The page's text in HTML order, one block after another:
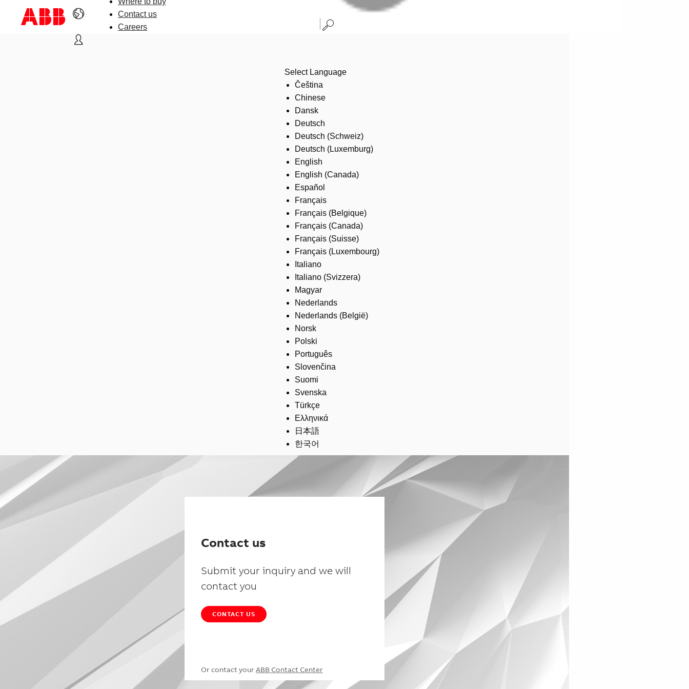
Contact us
Careers
Select Language
Čeština
Chinese
Dansk
Deutsch
Deutsch (Schweiz)
Deutsch (Luxemburg)
English
English (Canada)
Español
Français
Français (Belgique)
Français (Canada)
Français (Suisse)
Français (Luxembourg)
Italiano
Italiano (Svizzera)
Magyar
Nederlands
Nederlands (België)
Norsk
Polski
Português
Slovenčina
Suomi
Svenska
Türkçe
Ελληνικά
日本語
한국어
Contact us
Submit your inquiry and we will
contact you
CONTACT US
Or contact your ABB Contact Center